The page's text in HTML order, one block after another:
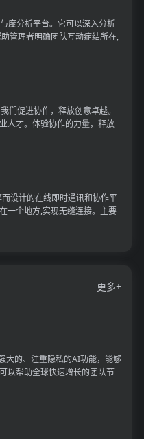
度分析平台。它可以深入分析
管理者明确团队互动症结所在,
们促进协作，释放创意卓越。
人才。体验协作的力量，释放
设计的在线即时通讯和协作平
一个地方,实现无缝连接。主要
更多+
大的、注重隐私的AI功能，能够
以帮助全球快速增长的团队节